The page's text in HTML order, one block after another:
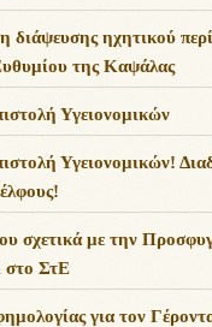
διάψευσης ηχητικού
της Καψάλας
Υγειονομικών
Υγειονομικών!
σχετικά με την
ΣτΕ
για τον